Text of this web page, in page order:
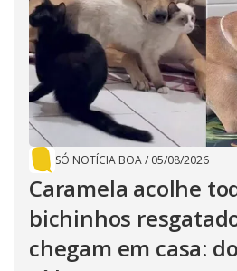
SÓ NOTÍCIA BOA/ 05/08/2026
Caramela acolhe
bichinhos
chegam em casa: